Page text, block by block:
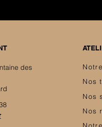
des
Nos
Nos